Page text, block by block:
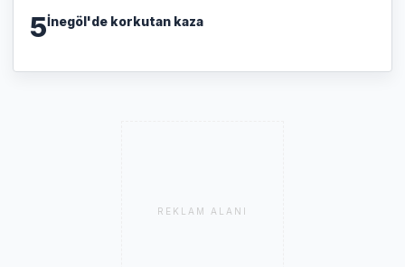
5İnegöl'de korkutan kaza
REKLAM ALANI